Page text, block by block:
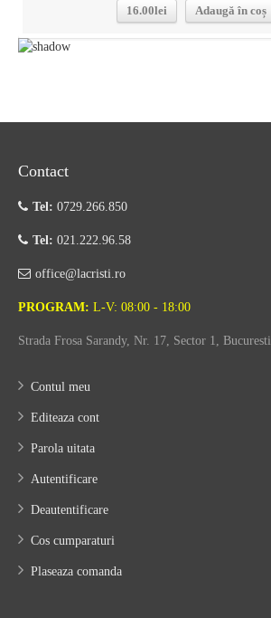
16.00lei Adaugă în coș
Contact
Tel: 0729.266.850
Tel: 021.222.96.58
office@lacristi.ro
PROGRAM: L-V: 08:00 - 18:00
Strada Frosa Sarandy, Nr. 17, Sector 1, Bucuresti
Contul meu
Editeaza cont
Parola uitata
Autentificare
Deautentificare
Cos cumparaturi
Plaseaza comanda